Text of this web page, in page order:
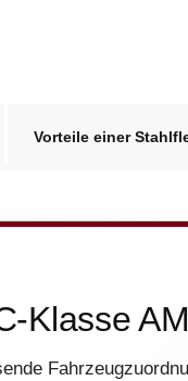
Vorteile einer
Klasse